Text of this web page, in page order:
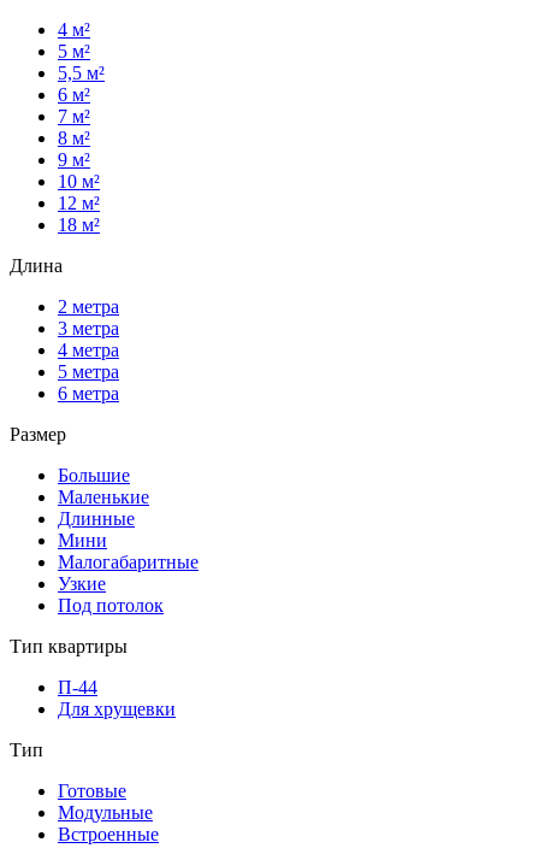
4 м²
5 м²
5,5 м²
6 м²
7 м²
8 м²
9 м²
10 м²
12 м²
18 м²
Длина
2 метра
3 метра
4 метра
5 метра
6 метра
Размер
Большие
Маленькие
Длинные
Мини
Малогабаритные
Узкие
Под потолок
Тип квартиры
П-44
Для хрущевки
Тип
Готовые
Модульные
Встроенные